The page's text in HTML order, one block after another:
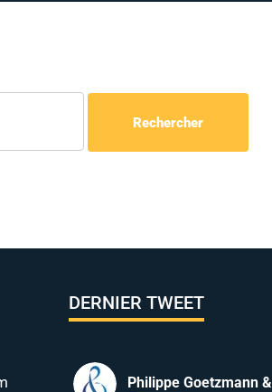
DERNIER TWEET
Philippe Goetzmann &